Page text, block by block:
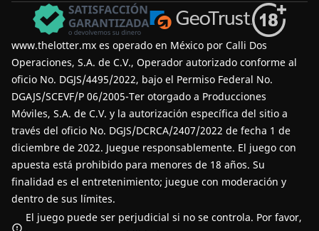
www.thelotter.mx es operado en México por Calli Dos
Operaciones, S.A. de C.V., Operador autorizado conforme al
oficio No. DGJS/4495/2022, bajo el Permiso Federal No.
DGAJS/SCEVF/P 06/2005-Ter otorgado a Producciones
Móviles, S.A. de C.V. y la autorización específica del sitio a
través del oficio No. DGJS/DCRCA/2407/2022 de fecha 1 de
diciembre de 2022. Juegue responsablemente. El juego con
apuesta está prohibido para menores de 18 años. Su
finalidad es el entretenimiento; juegue con moderación y
dentro de sus límites.
El juego puede ser perjudicial si no se controla. Por favor,